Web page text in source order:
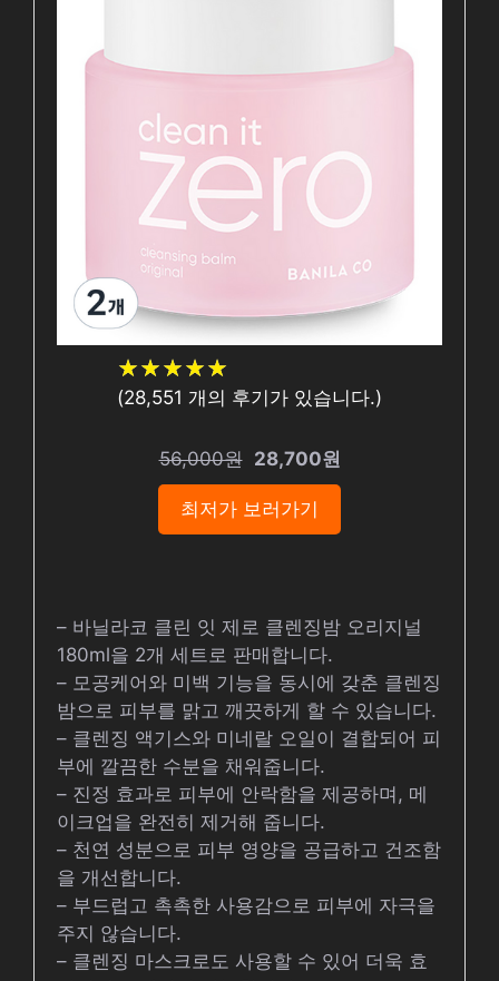
★★★★★
★★★★★
(28,551 개의 후기가 있습니다.)
56,000원 28,700원
최저가 보러가기
– 바닐라코 클린 잇 제로 클렌징밤 오리지널
180ml을 2개 세트로 판매합니다.
– 모공케어와 미백 기능을 동시에 갖춘 클렌징
밤으로 피부를 맑고 깨끗하게 할 수 있습니다.
– 클렌징 액기스와 미네랄 오일이 결합되어 피
부에 깔끔한 수분을 채워줍니다.
– 진정 효과로 피부에 안락함을 제공하며, 메
이크업을 완전히 제거해 줍니다.
– 천연 성분으로 피부 영양을 공급하고 건조함
을 개선합니다.
– 부드럽고 촉촉한 사용감으로 피부에 자극을
주지 않습니다.
– 클렌징 마스크로도 사용할 수 있어 더욱 효